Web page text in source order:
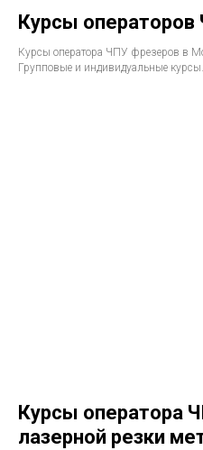
Курсы
Курсы оператора ЧПУ фрезеров в
Групповые и индивидуальные курсы.
Курсы оператора
лазерной резки